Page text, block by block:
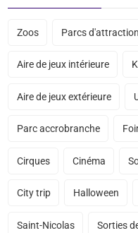
Zoos Parcs d'attraction
Aire de jeux intérieure
Aire de jeux extérieure
Parc accrobranche
Cirques Cinéma
City trip Halloween
Saint-Nicolas Sorties